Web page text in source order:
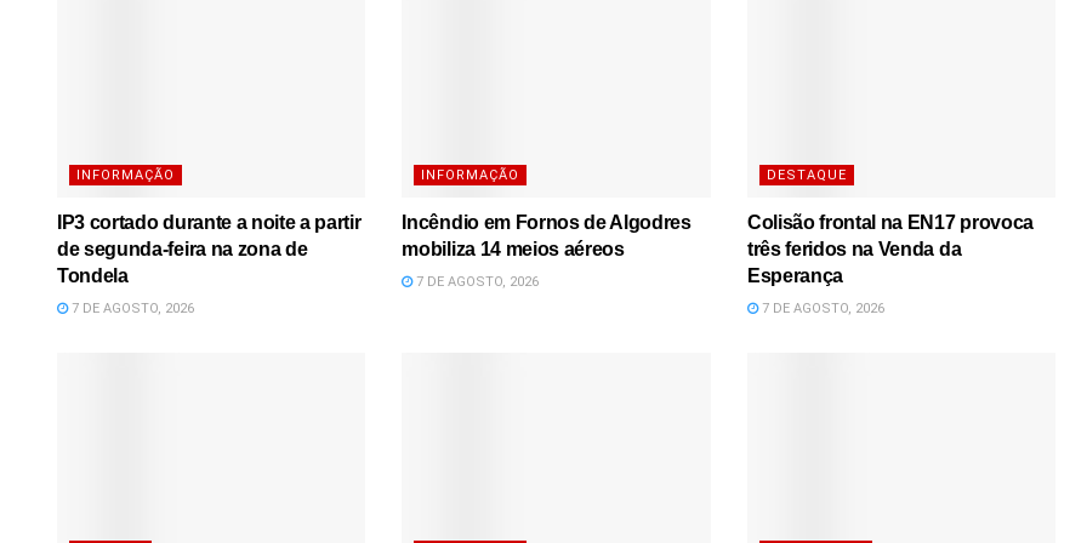
INFORMAÇÃO
IP3 cortado durante a noite a partir
de segunda-feira na zona de
Tondela
7 DE AGOSTO, 2026
INFORMAÇÃO
Incêndio em Fornos de Algodres
mobiliza 14 meios aéreos
7 DE AGOSTO, 2026
DESTAQUE
Colisão frontal na EN17 provoca
três feridos na Venda da
Esperança
7 DE AGOSTO, 2026